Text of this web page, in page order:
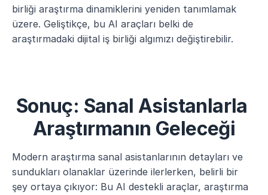
birliği araştırma dinamiklerini yeniden tanımlamak
üzere. Geliştikçe, bu AI araçları belki de
araştırmadaki dijital iş birliği algımızı değiştirebilir.
Sonuç: Sanal Asistanlarla
Araştırmanın Geleceği
Modern araştırma sanal asistanlarının detayları ve
sundukları olanaklar üzerinde ilerlerken, belirli bir
şey ortaya çıkıyor: Bu AI destekli araçlar, araştırma